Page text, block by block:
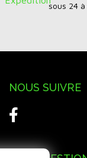
sous 24 à
NOUS SUIVRE